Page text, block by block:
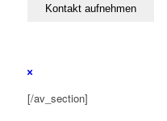
[/av_section]